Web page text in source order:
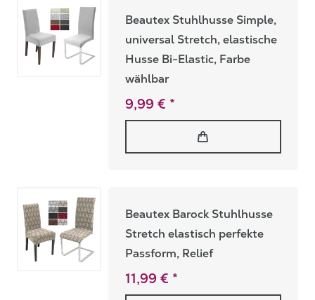
Beautex Stuhlhusse Simple,
universal Stretch, elastische
Husse Bi-Elastic, Farbe
wählbar
9,99 € *
Beautex Barock Stuhlhusse
Stretch elastisch perfekte
Passform, Relief
11,99 € *